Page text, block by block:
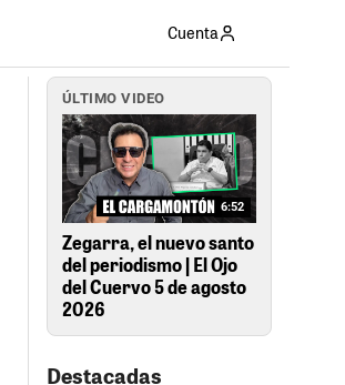
Cuenta
ÚLTIMO VIDEO
6:52
Zegarra, el nuevo santo
del periodismo | El Ojo
del Cuervo 5 de agosto
2026
Destacadas